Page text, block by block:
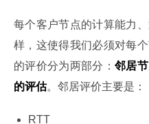
每个客户节点的计算能力
样，这使得我们必须对每
的评价分为两部分： 邻居
的评估。邻居评价主要是：
RTT